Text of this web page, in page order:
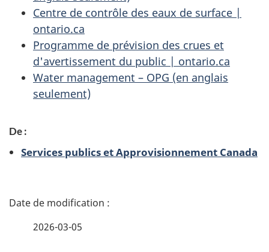
Centre de contrôle des eaux de surface |
ontario.ca
Programme de prévision des crues et
d'avertissement du public | ontario.ca
Water management – OPG (en anglais
seulement)
De :
Services publics et Approvisionnement Canada
D
2026-03-05